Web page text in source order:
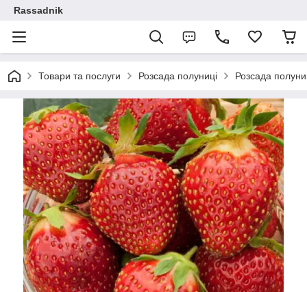
Rassadnik
Товари та послуги Розсада полуниці Розсада